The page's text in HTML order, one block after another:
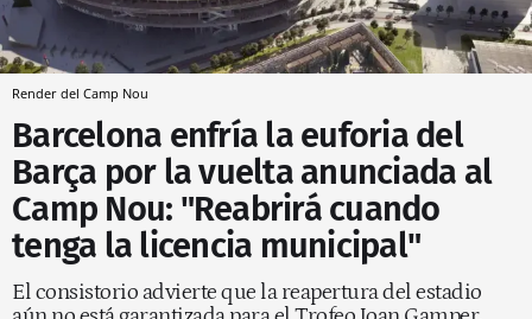
Render del Camp Nou
Barcelona enfría la euforia del
Barça por la vuelta anunciada al
Camp Nou: "Reabrirá cuando
tenga la licencia municipal"
El consistorio advierte que la reapertura del estadio